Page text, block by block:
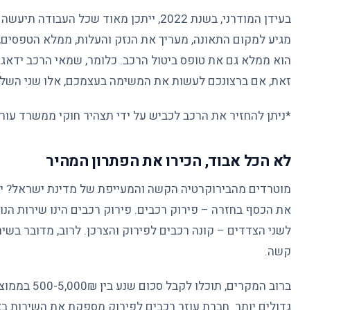
בעידן המודרני, בשנת 2022, ייתכן מאוד
מגיע למקום התאונה, מעריך את הנזק והעלות, ממלא
הוא ממלא גם את טופס ביטול הרכב. כלומר, שמאי הרכב
זאת, אם ברצונכם לעשות את המשימה בעצמכם, אלו שני
*ניתן להחזיר את הרכב לכביש על ידי תצהיר חוקי ממשרד
לא הכל אבוד, הכירו את הפתרון המהיר
מוטרדים מהבירוקרטיה הקשה והמעייפת של מדינת ישראל?
את הכסף בחזרה – פירוק רכבים. פירוק רכבים הינו שירות
לשני הצדדים – קונה רכבים לפירוק והצרכן. לרוב, מדובר
קשה.
ברוב